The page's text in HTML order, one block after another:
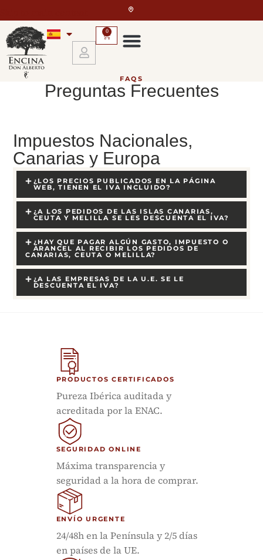
0
FAQS
Preguntas Frecuentes
Impuestos Nacionales,
Canarias y Europa
¿LOS PRECIOS PUBLICADOS EN LA PÁGINA
WEB, TIENEN EL IVA INCLUIDO?
¿A LOS PEDIDOS DE LAS ISLAS CANARIAS,
CEUTA Y MELILLA SE LES DESCUENTA EL IVA?
¿HAY QUE PAGAR ALGÚN GASTO, IMPUESTO O
ARANCEL AL RECIBIR LOS PEDIDOS DE
CANARIAS, CEUTA O MELILLA?
¿A LAS EMPRESAS DE LA U.E. SE LE
DESCUENTA EL IVA?
PRODUCTOS CERTIFICADOS
Pureza Ibérica auditada y
acreditada por la ENAC.
SEGURIDAD ONLINE
Máxima transparencia y
seguridad a la hora de comprar.
ENVÍO URGENTE
24/48h en la Península y 2/5 días
en países de la UE.